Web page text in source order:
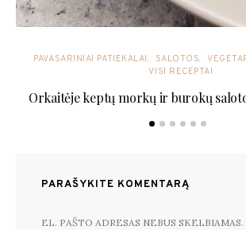
PAVASARINIAI PATIEKALAI SALOTOS
VISI RECEPTAI
Orkaitėje keptų morkų ir burokų
PARAŠYKITE KOMENTARĄ
EL. PAŠTO ADRESAS NEBUS SKELBIAMAS.